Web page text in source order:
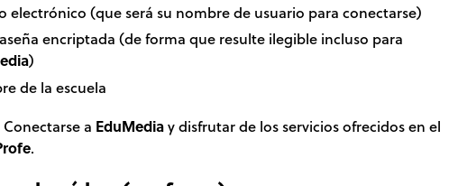
electrónico (que será su nombre de usuario para conectarse)
encriptada (de forma que resulte ilegible incluso para
)
de la escuela
a EduMediay disfrutar de los servicios ofrecidos en el
.